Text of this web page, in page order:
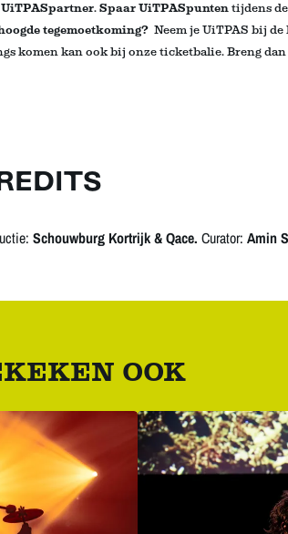
. Spaar UiTPASpunten tijdens
tegemoetkoming? Neem je UiTPAS bij
komen kan ook bij onze ticketbalie. Breng
Schouwburg Kortrijk & Qace. Curator: Amin
OOK